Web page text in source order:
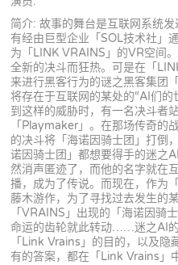
简介: 故事的舞台是互联网系统
有经由巨型企业「SOL技术社」
为「LINK VRAINS」的VR空间
全新的决斗而狂热。可是在「
来进行黑客行为的谜之黑客集团
将存在于互联网的某处的“AI们
到这样的威胁时，有一名决斗者
「Playmaker」。在那场传奇的
的决斗将「海诺因骑士团」打倒
诺因骑士团」都想要得手的迷之
然消声匿迹了，而他的名字就在
播，成为了传说。而现在，作为
藤木游作，为了寻找过去发生的
「VRAINS」出现的「海诺因骑
命运的齿轮就此转动……迷之AI
「Link Vrains」的目的，以及
有的答案，都在「Link Vrains」